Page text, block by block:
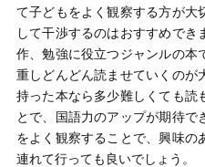
て子どもをよく観察する方が大
して干渉するのはおすすめでき
作、勉強に役立つジャンルの本
重しどんどん読ませていくのが
持った本なら多少難しくても読
とで、国語力のアップが期待で
をよく観察することで、興味の
連れて行っても良いでしょう。